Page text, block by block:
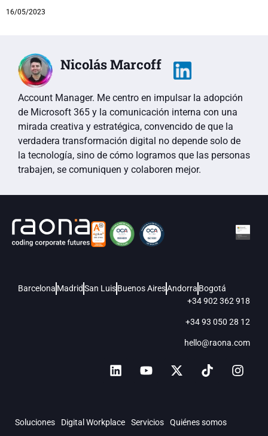
16/05/2023
Nicolás Marcoff
Account Manager. Me centro en impulsar la adopción
de Microsoft 365 y la comunicación interna con una
mirada creativa y estratégica, convencido de que la
verdadera transformación digital no depende solo de
la tecnología, sino de cómo logramos que las personas
trabajen, se comuniquen y colaboren mejor.
Barcelona MadridSan LuisBuenos AiresAndorra Bogotá
+34 902 362 918
+34 93 050 28 12
hello@raona.com
Soluciones Digital Workplace Servicios
Quiénes somos